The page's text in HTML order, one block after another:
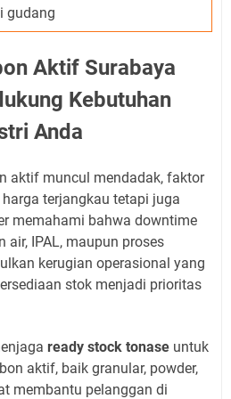
gudang
Aktif Surabaya
Kebutuhan
Anda
aktif muncul mendadak, faktor
terjangkau tetapi juga
memahami bahwa downtime
air, IPAL, maupun proses
kerugian operasional yang
stok menjadi prioritas
ready stock tonase untuk
aktif, baik granular, powder,
membantu pelanggan di